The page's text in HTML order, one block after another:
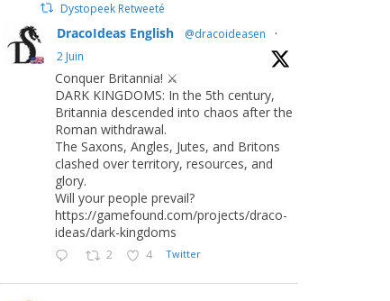
Dystopeek Retweeté
DracoIdeas English @dracoideasen
·
2 Juin
Conquer Britannia! ⚔️
DARK KINGDOMS: In the 5th century,
Britannia descended into chaos after the
Roman withdrawal.
The Saxons, Angles, Jutes, and Britons
clashed over territory, resources, and
glory.
Will your people prevail?
https://gamefound.com/projects/draco-
ideas/dark-kingdoms
2 4 Twitter